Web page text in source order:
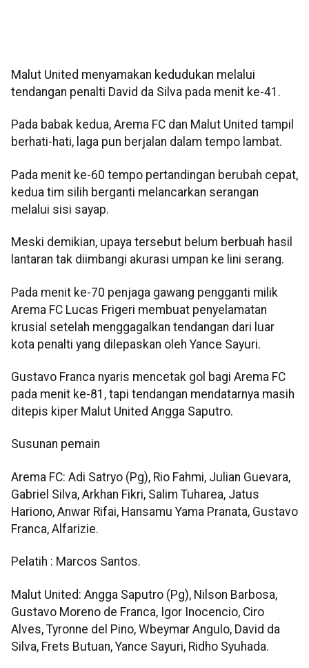
Malut United menyamakan kedudukan melalui
tendangan penalti David da Silva pada menit ke-41.
Pada babak kedua, Arema FC dan Malut United tampil
berhati-hati, laga pun berjalan dalam tempo lambat.
Pada menit ke-60 tempo pertandingan berubah cepat,
kedua tim silih berganti melancarkan serangan
melalui sisi sayap.
Meski demikian, upaya tersebut belum berbuah hasil
lantaran tak diimbangi akurasi umpan ke lini serang.
Pada menit ke-70 penjaga gawang pengganti milik
Arema FC Lucas Frigeri membuat penyelamatan
krusial setelah menggagalkan tendangan dari luar
kota penalti yang dilepaskan oleh Yance Sayuri.
Gustavo Franca nyaris mencetak gol bagi Arema FC
pada menit ke-81, tapi tendangan mendatarnya masih
ditepis kiper Malut United Angga Saputro.
Susunan pemain
Arema FC: Adi Satryo (Pg), Rio Fahmi, Julian Guevara,
Gabriel Silva, Arkhan Fikri, Salim Tuharea, Jatus
Hariono, Anwar Rifai, Hansamu Yama Pranata, Gustavo
Franca, Alfarizie.
Pelatih : Marcos Santos.
Malut United: Angga Saputro (Pg), Nilson Barbosa,
Gustavo Moreno de Franca, Igor Inocencio, Ciro
Alves, Tyronne del Pino, Wbeymar Angulo, David da
Silva, Frets Butuan, Yance Sayuri, Ridho Syuhada.